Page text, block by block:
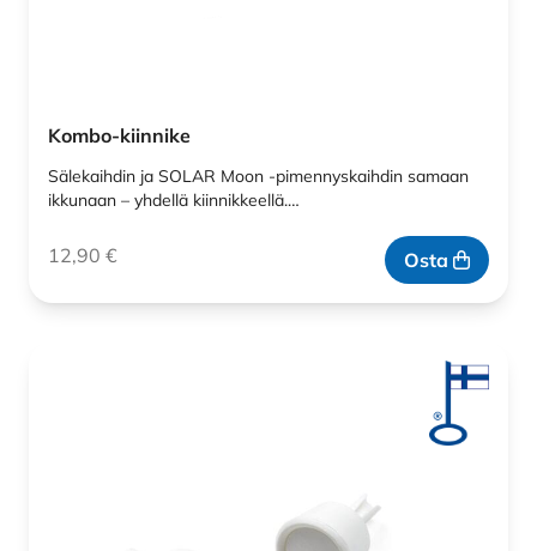
Kombo-kiinnike
Sälekaihdin ja SOLAR Moon -pimennyskaihdin samaan
ikkunaan – yhdellä kiinnikkeellä.…
12,90 € Osta